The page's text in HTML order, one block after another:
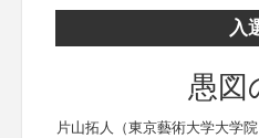
入
愚図
片山拓人（東京藝術大学大学